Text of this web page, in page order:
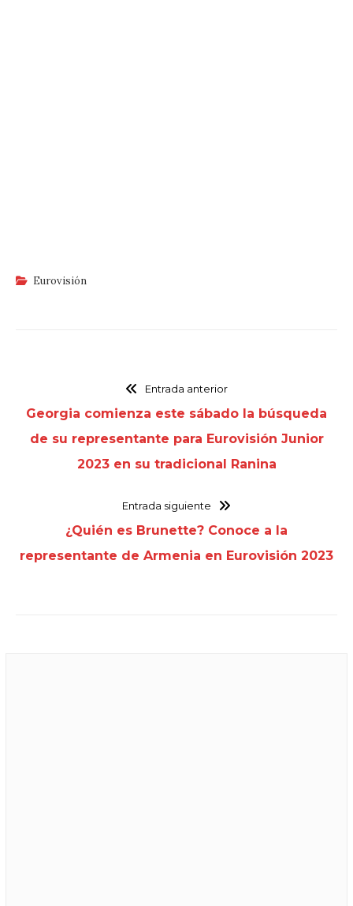
Eurovisión
Entrada anterior
Georgia comienza este sábado la búsqueda
de su representante para Eurovisión Junior
2023 en su tradicional Ranina
Entrada siguiente
¿Quién es Brunette? Conoce a la
representante de Armenia en Eurovisión 2023